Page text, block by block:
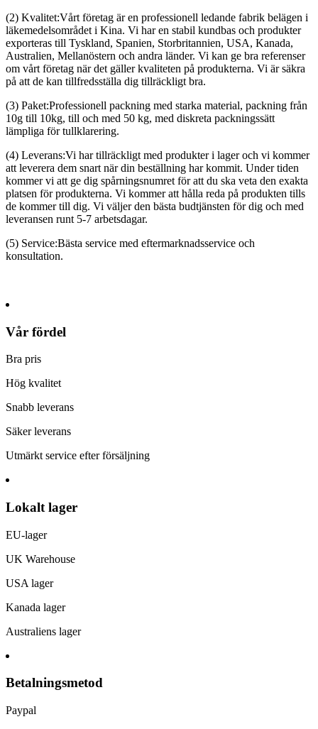
(2) Kvalitet:Vårt företag är en professionell ledande fabrik belägen i
läkemedelsområdet i Kina. Vi har en stabil kundbas och produkter
exporteras till Tyskland, Spanien, Storbritannien, USA, Kanada,
Australien, Mellanöstern och andra länder. Vi kan ge bra referenser
om vårt företag när det gäller kvaliteten på produkterna. Vi är säkra
på att de kan tillfredsställa dig tillräckligt bra.
(3) Paket:Professionell packning med starka material, packning från
10g till 10kg, till och med 50 kg, med diskreta packningssätt
lämpliga för tullklarering.
(4) Leverans:Vi har tillräckligt med produkter i lager och vi kommer
att leverera dem snart när din beställning har kommit. Under tiden
kommer vi att ge dig spårningsnumret för att du ska veta den exakta
platsen för produkterna. Vi kommer att hålla reda på produkten tills
de kommer till dig. Vi väljer den bästa budtjänsten för dig och med
leveransen runt 5-7 arbetsdagar.
(5) Service:Bästa service med eftermarknadsservice och
konsultation.
Vår fördel
Bra pris
Hög kvalitet
Snabb leverans
Säker leverans
Utmärkt service efter försäljning
Lokalt lager
EU-lager
UK Warehouse
USA lager
Kanada lager
Australiens lager
Betalningsmetod
Paypal